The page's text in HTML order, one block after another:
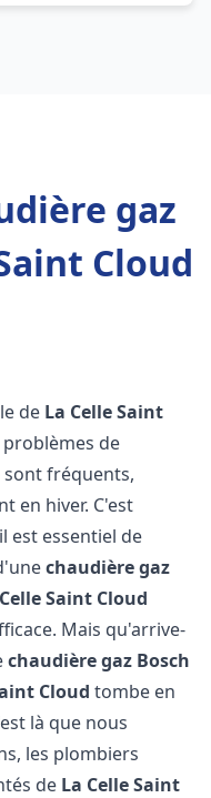
gaz
Cloud
de La Celle Saint
problèmes de
sont fréquents,
en hiver. C'est
est essentiel de
chaudière gaz
Saint Cloud
Mais qu'arrive-
chaudière gaz Bosch
Cloud tombe en
là que nous
les plombiers
de La Celle Saint